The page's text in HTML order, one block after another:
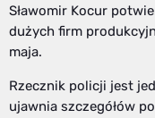
Sławomir Kocur
dużych firm
maja.
Rzecznik policji jest
ujawnia szczegółów